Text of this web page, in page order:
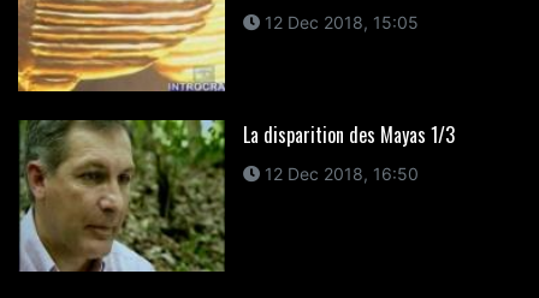
12 Dec 2018, 15:05
La disparition des Mayas 1/3
12 Dec 2018, 16:50